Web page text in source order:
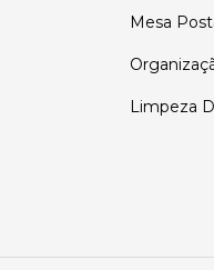
Mesa
Limpeza